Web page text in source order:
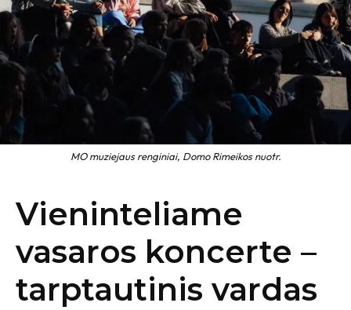
MO muziejaus renginiai, Domo Rimeikos nuotr.
Vieninteliame
vasaros koncerte –
tarptautinis vardas